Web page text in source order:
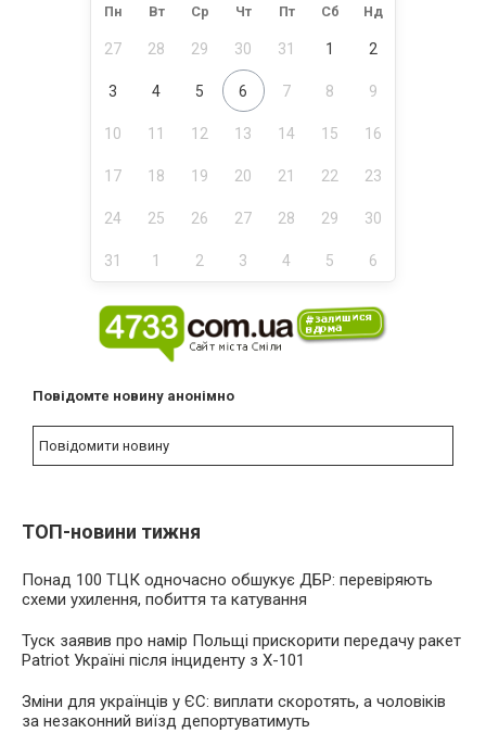
Пн Вт Ср Чт Пт Сб Нд
27 28 29 30 31 1 2
3 4 5 6 7 8 9
10 11 12 13 14 15 16
17 18 19 20 21 22 23
24 25 26 27 28 29 30
31 1 2 3 4 5 6
Повідомте новину анонімно
Повідомити новину
ТОП-новини тижня
Понад 100 ТЦК одночасно обшукує ДБР: перевіряють
схеми ухилення, побиття та катування
Туск заявив про намір Польщі прискорити передачу ракет
Patriot Україні після інциденту з Х-101
Зміни для українців у ЄС: виплати скоротять, а чоловіків
за незаконний виїзд депортуватимуть